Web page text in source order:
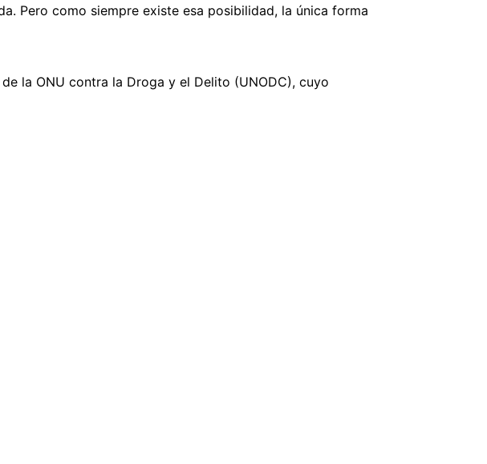
Pero como siempre existe esa posibilidad, la única forma
la ONU contra la Droga y el Delito (UNODC), cuyo